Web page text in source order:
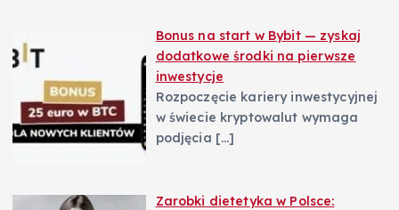
Bonus na start w Bybit — zyskaj
dodatkowe środki na pierwsze
inwestycje
Rozpoczęcie kariery inwestycyjnej
w świecie kryptowalut wymaga
podjęcia […]
Zarobki dietetyka w Polsce: